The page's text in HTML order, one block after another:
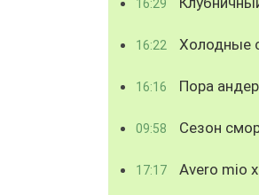
16:29
16:22 Холодные
16:16 Пора
09:58 Сезон
17:17 Avero mio